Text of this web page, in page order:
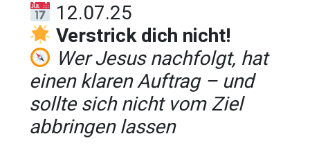
12.07.25
Verstrick dich nicht!
Wer Jesus nachfolgt, hat
einen klaren Auftrag – und
sollte sich nicht vom Ziel
abbringen lassen